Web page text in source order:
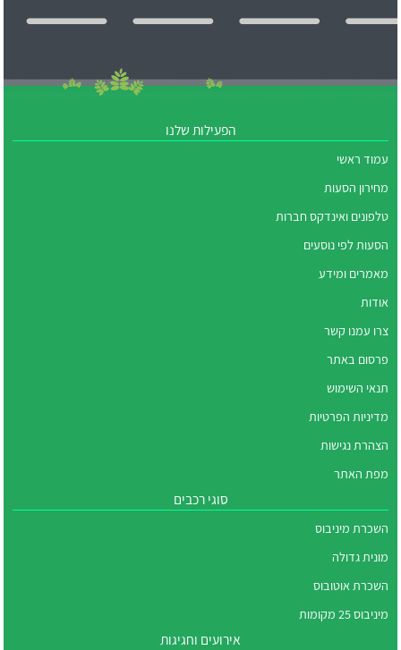
הפעילות שלנו
עמוד ראשי
מחירון הסעות
טלפונים ואינדקס חברות
הסעות לפי נוסעים
מאמרים ומידע
אודות
צרו עמנו קשר
פרסום באתר
תנאי השימוש
מדיניות הפרטיות
הצהרת נגישות
מפת האתר
סוגי רכבים
השכרת מיניבוס
מונית גדולה
השכרת אוטובוס
מיניבוס 25 מקומות
אירועים וחגיגות